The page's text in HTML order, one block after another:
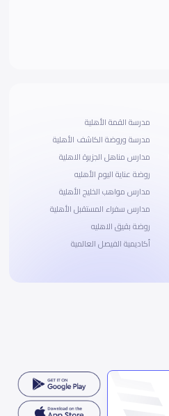
مدرسة القمة الأهلية
مدرسة وروضة الكاشف الأهلية
مدارس مناهل الجزيرة الاهلية
روضة عناية اليوم الأهليه
مدارس مواهب الخليج الأهلية
مدارس سفراء المستقبل الأهلية
روضة بقيق الاهليه
أكاديمية الفيصل العالمية